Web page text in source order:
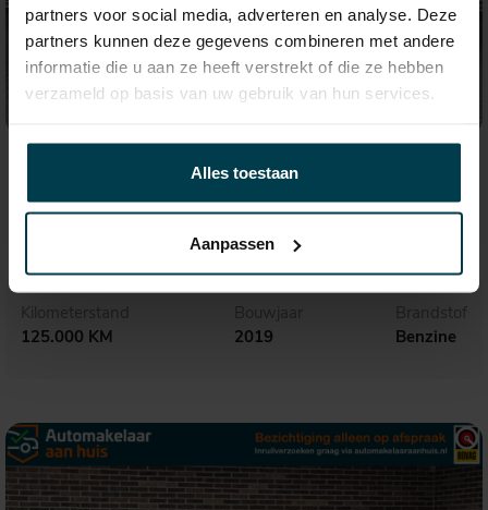
partners voor social media, adverteren en analyse. Deze
partners kunnen deze gegevens combineren met andere
informatie die u aan ze heeft verstrekt of die ze hebben
verzameld op basis van uw gebruik van hun services.
Alles toestaan
Aanpassen
Audi Q3
Kilometerstand
125.000 KM
Bouwjaar
2019
Brandstof
Benzine